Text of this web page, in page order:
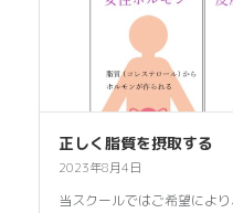
正しく脂質を摂取する
2023年8月4日
当スクールではご希望によ